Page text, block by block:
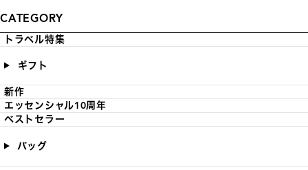
CATEGORY
トラベル特集
ギフト
新作
エッセンシャル10周年
ベストセラー
バッグ